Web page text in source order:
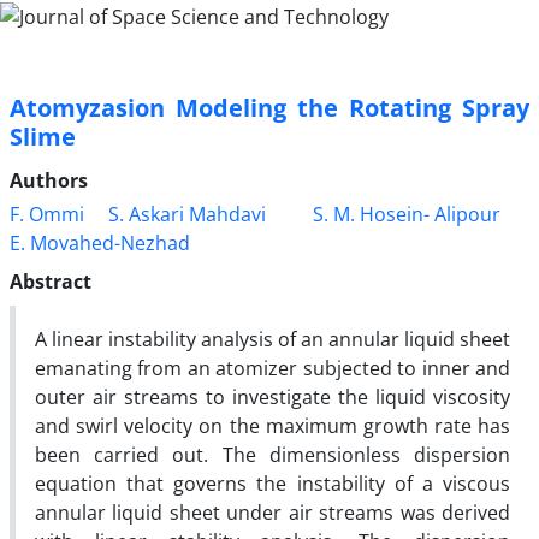
Atomyzasion Modeling the Rotating Spray
Slime
Authors
F. Ommi
S. Askari Mahdavi
S. M. Hosein- Alipour
E. Movahed-Nezhad
Abstract
A linear instability analysis of an annular liquid sheet
emanating from an atomizer subjected to inner and
outer air streams to investigate the liquid viscosity
and swirl velocity on the maximum growth rate has
been carried out. The dimensionless dispersion
equation that governs the instability of a viscous
annular liquid sheet under air streams was derived